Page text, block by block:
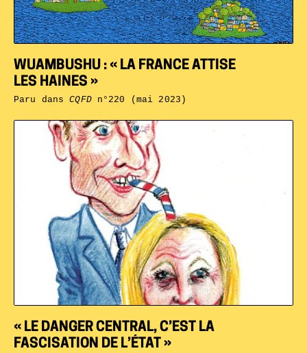
« LE DANGER CENTRAL, C’EST LA
FASCISATION DE L’ÉTAT »
WUAMBUSHU : « LA FRANCE ATTISE
LES HAINES »
Paru dansCQFDn°220 (mai 2023)